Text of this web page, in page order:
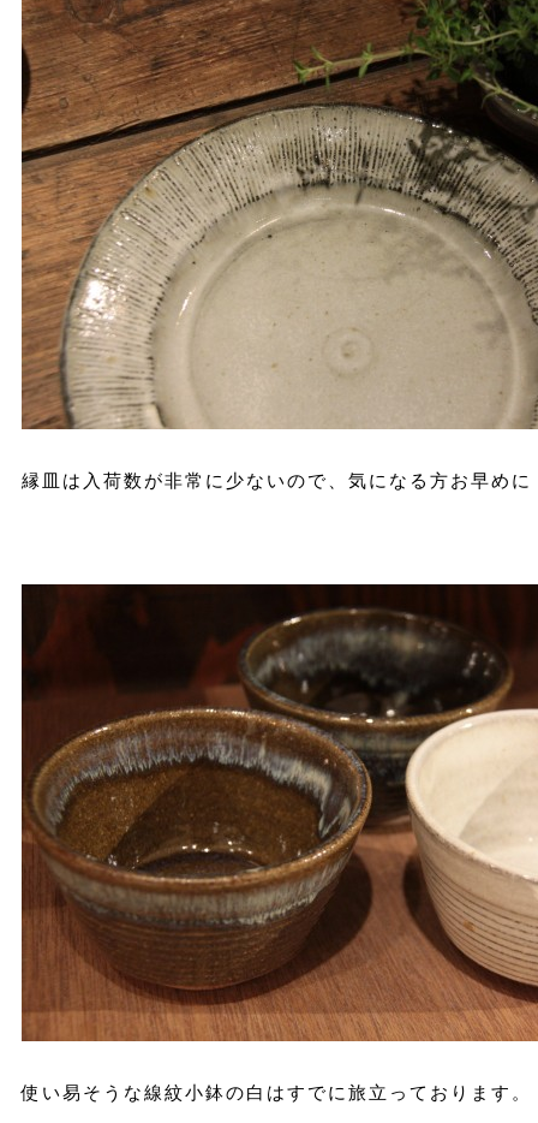
縁皿は入荷数が非常に少ないので、気になる方お早めに
使い易そうな線紋小鉢の白はすでに旅立っております。